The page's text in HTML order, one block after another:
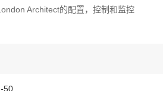
Architect的配置，控制和监控
50